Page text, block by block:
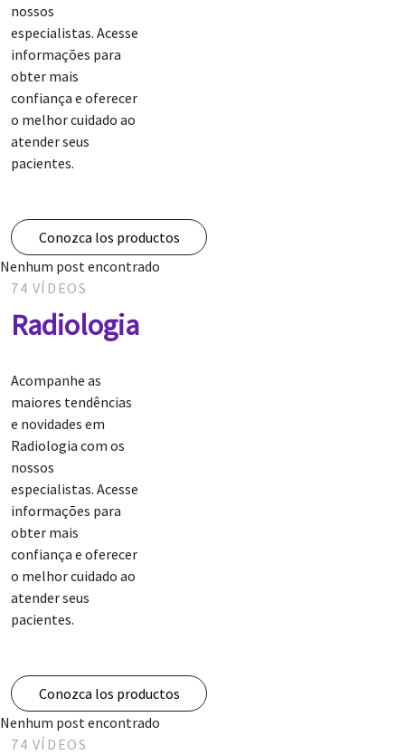
nossos
especialistas. Acesse
informações para
obter mais
confiança e oferecer
o melhor cuidado ao
atender seus
pacientes.
Conozca los productos
Nenhum post encontrado
74 VÍDEOS
Radiologia
Acompanhe as
maiores tendências
e novidades em
Radiologia com os
nossos
especialistas. Acesse
informações para
obter mais
confiança e oferecer
o melhor cuidado ao
atender seus
pacientes.
Conozca los productos
Nenhum post encontrado
74 VÍDEOS